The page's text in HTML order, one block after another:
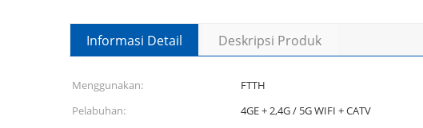
Informasi Detail Deskripsi Produk
Menggunakan: FTTH
Pelabuhan:
4GE + 2,4G / 5G WIFI + CATV